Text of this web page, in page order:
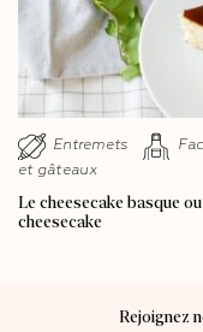
Entremets
et gâteaux
Le cheesecake basque
cheesecake
Rejoignez